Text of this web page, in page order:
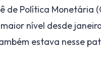
de Política Monetária
nível desde
estava nesse